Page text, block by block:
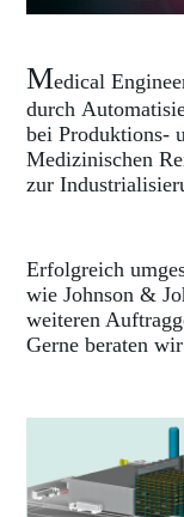
Medical
durch
bei Produktions-
Medizinischen
zur
Erfolgreich
wie Johnson &
weiteren
Gerne beraten